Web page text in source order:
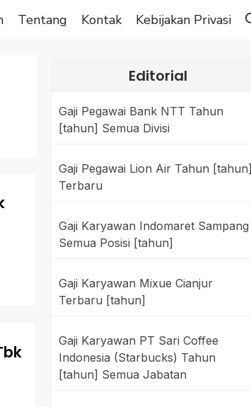
Tentang Kontak Kebijakan Privasi
Editorial
Gaji Pegawai Bank NTT Tahun
[tahun] Semua Divisi
Gaji Pegawai Lion Air Tahun [tahun]
Terbaru
Gaji Karyawan Indomaret Sampang
Semua Posisi [tahun]
Gaji Karyawan Mixue Cianjur
Terbaru [tahun]
Gaji Karyawan PT Sari Coffee
Indonesia (Starbucks) Tahun
[tahun] Semua Jabatan